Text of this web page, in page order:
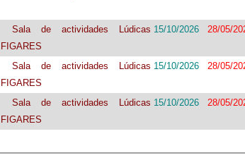
Sala de actividades Lúdicas
FIGARES
15/10/2026 28/05/
Sala de actividades Lúdicas
FIGARES
15/10/2026 28/05/
Sala de actividades Lúdicas
FIGARES
15/10/2026 28/05/